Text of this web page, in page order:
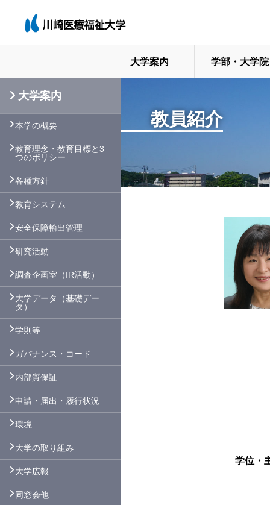
大学案内 学部・大学院
教員紹介
学位・
大学案内
本学の概要
教育理念・教育目標と3
つのポリシー
各種方針
教育システム
安全保障輸出管理
研究活動
調査企画室（IR活動）
大学データ（基礎デー
タ）
学則等
ガバナンス・コード
内部質保証
申請・届出・履行状況
環境
大学の取り組み
大学広報
同窓会他